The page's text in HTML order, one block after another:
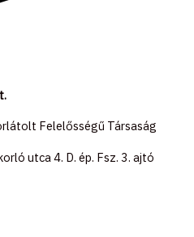
Felelősségű Társaság
utca 4. D. ép. Fsz. 3. ajtó